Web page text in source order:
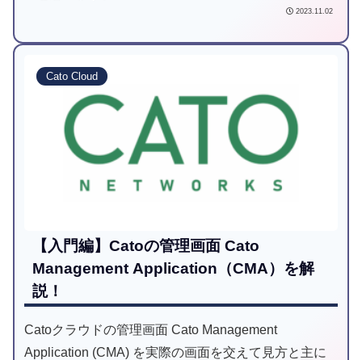
2023.11.02
Cato Cloud
【入門編】Catoの管理画面 Cato
Management Application（CMA）を解
説！
Catoクラウドの管理画面 Cato Management
Application (CMA) を実際の画面を交えて見方と主に